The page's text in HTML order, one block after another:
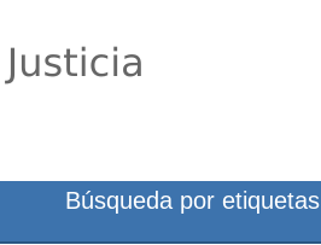
Búsqueda por etiquetas